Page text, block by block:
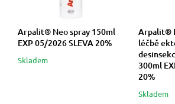
Arpalit® Neo spray 150ml
EXP 05/2026 SLEVA 20%
Skladem
Arpalit®
léčbě
300ml
20%
Skladem